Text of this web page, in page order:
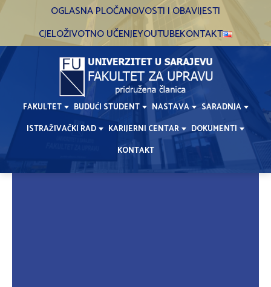
OGLASNA PLOČANOVOSTI I OBAVIJESTI
CJELOŽIVOTNO UČENJEYOUTUBEKONTAKT
FAKULTET BUDUĆI STUDENT NASTAVA
SARADNJA
ISTRAŽIVAČKI RAD
KARIJERNI CENTAR
DOKUMENTI
KONTAKT
Skip
content